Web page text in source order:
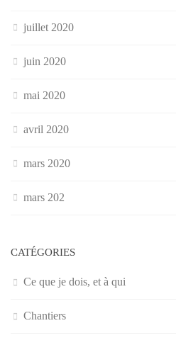
juillet 2020
juin 2020
mai 2020
avril 2020
mars 2020
mars 202
CATÉGORIES
Ce que je dois, et à qui
Chantiers